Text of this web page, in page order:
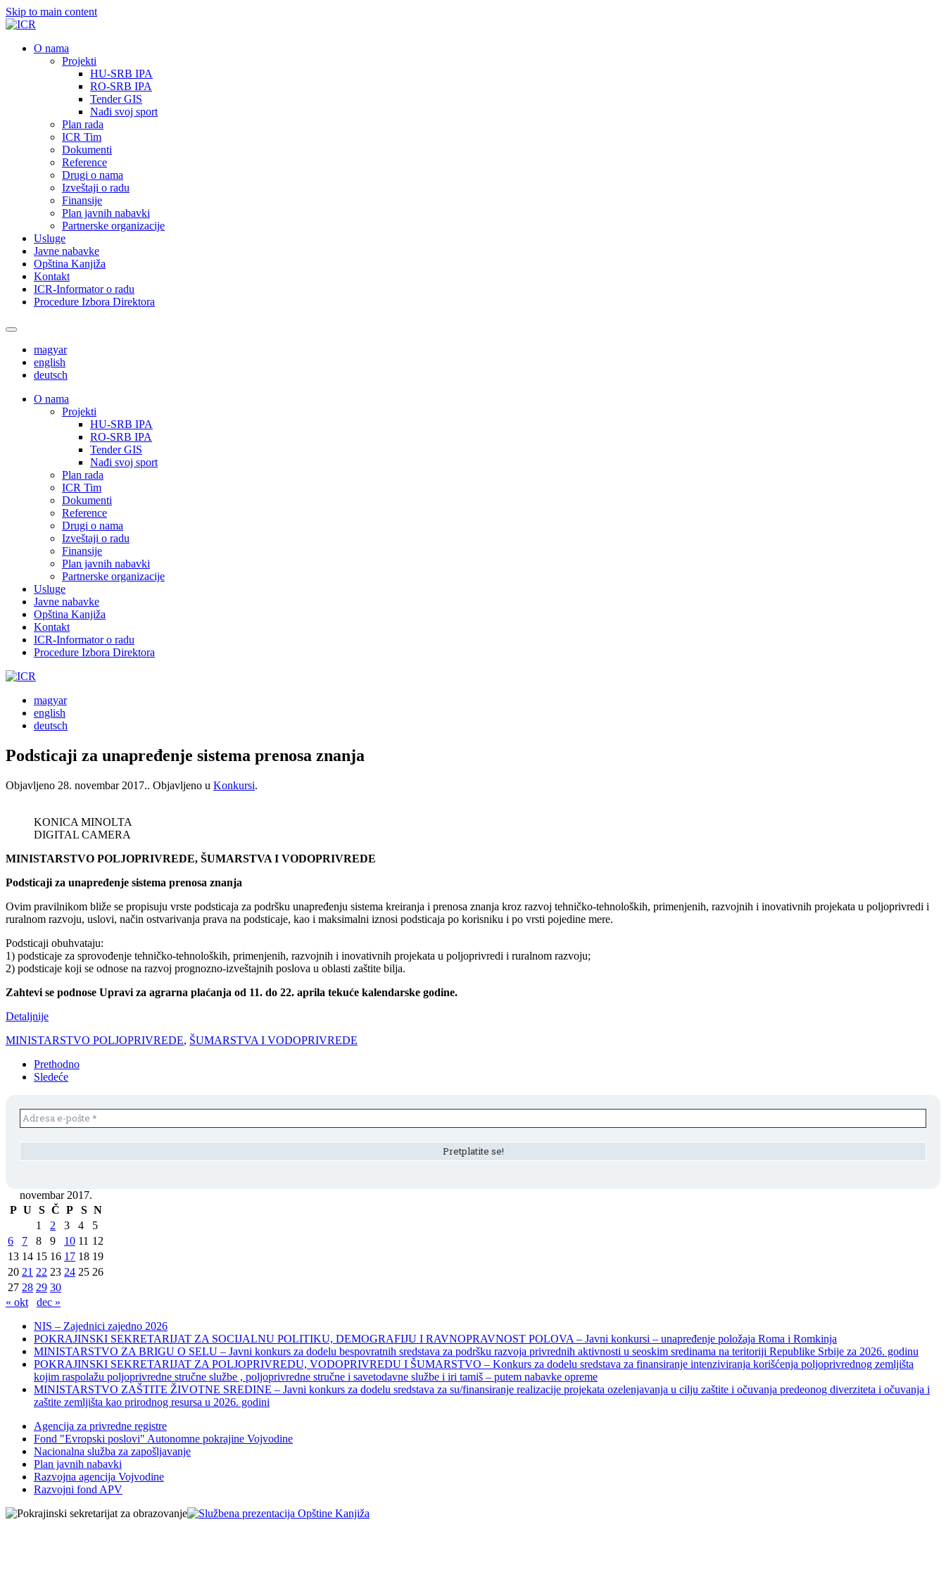
Skip to main content
О nama
Projekti
HU-SRB IPA
RO-SRB IPA
Tender GIS
Nađi svoj sport
Plan rada
ICR Tim
Dokumenti
Reference
Drugi o nama
Izveštaji o radu
Finansije
Plan javnih nabavki
Partnerske organizacije
Usluge
Javne nabavke
Opština Kanjiža
Kontakt
ICR-Informator o radu
Procedure Izbora Direktora
magyar
english
deutsch
О nama
Projekti
HU-SRB IPA
RO-SRB IPA
Tender GIS
Nađi svoj sport
Plan rada
ICR Tim
Dokumenti
Reference
Drugi o nama
Izveštaji o radu
Finansije
Plan javnih nabavki
Partnerske organizacije
Usluge
Javne nabavke
Opština Kanjiža
Kontakt
ICR-Informator o radu
Procedure Izbora Direktora
magyar
english
deutsch
Podsticaji za unapređenje sistema prenosa znanja
Objavljeno 28. novembar 2017.. Objavljeno u Konkursi.
KONICA MINOLTA
DIGITAL CAMERA
MINISTARSTVO POLJOPRIVREDE, ŠUMARSTVA I VODOPRIVREDE
Podsticaji za unapređenje sistema prenosa znanja
Ovim pravilnikom bliže se propisuju vrste podsticaja za podršku unapređenju sistema kreiranja i prenosa znanja kroz razvoj tehničko-tehnoloških, primenjenih, razvojnih i inovativnih projekata u poljoprivredi i
ruralnom razvoju, uslovi, način ostvarivanja prava na podsticaje, kao i maksimalni iznosi podsticaja po korisniku i po vrsti pojedine mere.
Podsticaji obuhvataju:
1) podsticaje za sprovođenje tehničko-tehnoloških, primenjenih, razvojnih i inovativnih projekata u poljoprivredi i ruralnom razvoju;
2) podsticaje koji se odnose na razvoj prognozno-izveštajnih poslova u oblasti zaštite bilja.
Zahtevi se podnose Upravi za agrarna plaćanja od 11. do 22. aprila tekuće kalendarske godine.
Detaljnije
MINISTARSTVO POLJOPRIVREDE, ŠUMARSTVA I VODOPRIVREDE
Prethodno
Sledeće
novembar 2017.
P U S Č P S N
1
2 3 4
5
6
7 8 9 10 11 12
13 14 15 16 17 18 19
20 21 22 23 24 25 26
27 28 29 30
« okt
dec »
NIS – Zajednici zajedno 2026
POKRAJINSKI SEKRETARIJAT ZA SOCIJALNU POLITIKU, DEMOGRAFIJU I RAVNOPRAVNOST POLOVA – Javni konkursi – unapređenje položaja Roma i Romkinja
MINISTARSTVO ZA BRIGU O SELU – Javni konkurs za dodelu bespovratnih sredstava za podršku razvoja privrednih aktivnosti u seoskim sredinama na teritoriji Republike Srbije za 2026. godinu
POKRAJINSKI SEKRETARIJAT ZA POLJOPRIVREDU, VODOPRIVREDU I ŠUMARSTVO – Konkurs za dodelu sredstava za finansiranje intenziviranja korišćenja poljoprivrednog zemljišta
kojim raspolažu poljoprivredne stručne službe , poljoprivredne stručne i savetodavne službe i iri tamiš ‒ putem nabavke opreme
MINISTARSTVO ZAŠTITE ŽIVOTNE SREDINE – Javni konkurs za dodelu sredstava za su/finansiranje realizacije projekata ozelenjavanja u cilju zaštite i očuvanja predeonog diverziteta i očuvanja i
zaštite zemljišta kao prirodnog resursa u 2026. godini
Agencija za privredne registre
Fond "Evropski poslovi" Autonomne pokrajine Vojvodine
Nacionalna služba za zapošljavanje
Plan javnih nabavki
Razvojna agencija Vojvodine
Razvojni fond APV